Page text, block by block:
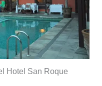
Hotel San Roque